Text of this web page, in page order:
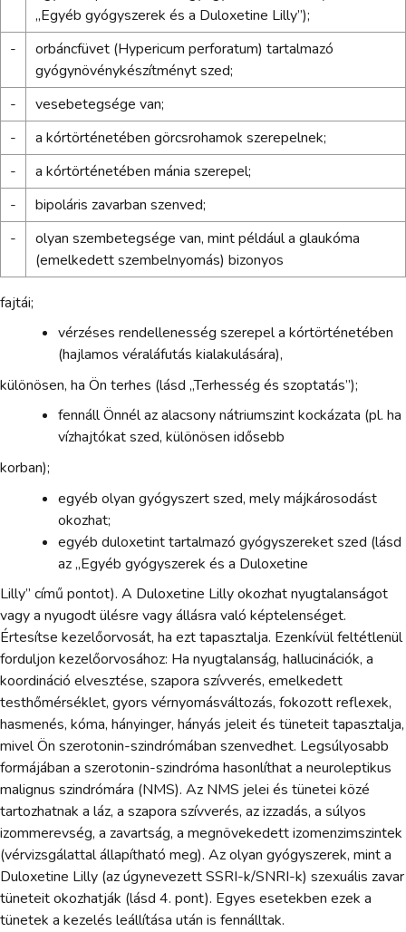
„Egyéb gyógyszerek és a Duloxetine Lilly”);
-
orbáncfüvet (Hypericum perforatum) tartalmazó
gyógynövénykészítményt szed;
-
vesebetegsége van;
-
a kórtörténetében görcsrohamok szerepelnek;
-
a kórtörténetében mánia szerepel;
-
bipoláris zavarban szenved;
-
olyan szembetegsége van, mint például a glaukóma
(emelkedett szembelnyomás) bizonyos
fajtái;
vérzéses rendellenesség szerepel a kórtörténetében
(hajlamos véraláfutás kialakulására),
különösen, ha Ön terhes (lásd „Terhesség és szoptatás”);
fennáll Önnél az alacsony nátriumszint kockázata (pl. ha
vízhajtókat szed, különösen idősebb
korban);
egyéb olyan gyógyszert szed, mely májkárosodást
okozhat;
egyéb duloxetint tartalmazó gyógyszereket szed (lásd
az „Egyéb gyógyszerek és a Duloxetine
Lilly” című pontot). A Duloxetine Lilly okozhat nyugtalanságot
vagy a nyugodt ülésre vagy állásra való képtelenséget.
Értesítse kezelőorvosát, ha ezt tapasztalja. Ezenkívül feltétlenül
forduljon kezelőorvosához: Ha nyugtalanság, hallucinációk, a
koordináció elvesztése, szapora szívverés, emelkedett
testhőmérséklet, gyors vérnyomásváltozás, fokozott reflexek,
hasmenés, kóma, hányinger, hányás jeleit és tüneteit tapasztalja,
mivel Ön szerotonin-szindrómában szenvedhet. Legsúlyosabb
formájában a szerotonin-szindróma hasonlíthat a neuroleptikus
malignus szindrómára (NMS). Az NMS jelei és tünetei közé
tartozhatnak a láz, a szapora szívverés, az izzadás, a súlyos
izommerevség, a zavartság, a megnövekedett izomenzimszintek
(vérvizsgálattal állapítható meg). Az olyan gyógyszerek, mint a
Duloxetine Lilly (az úgynevezett SSRI-k/SNRI-k) szexuális zavar
tüneteit okozhatják (lásd 4. pont). Egyes esetekben ezek a
tünetek a kezelés leállítása után is fennálltak.